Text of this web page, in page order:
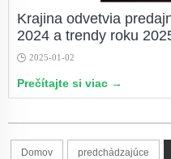
Krajina odvetvia
2024 a trendy roku
2025-01-02
Prečítajte si viac →
Domov predchádzajúce